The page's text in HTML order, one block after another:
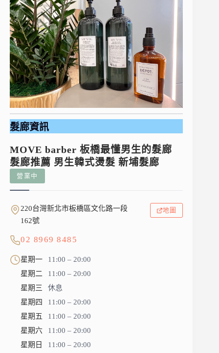
髮廊資訊
MOVE barber 板橋最懂男生的髮廊
髮廊推薦 男生韓式燙髮 新埔髮廊
營業中
220台灣新北市板橋區文化路一段
162號
地圖
02 8969 8485
星期一
11:00 – 20:00
星期二
11:00 – 20:00
星期三
休息
星期四
11:00 – 20:00
星期五
11:00 – 20:00
星期六
11:00 – 20:00
星期日
11:00 – 20:00